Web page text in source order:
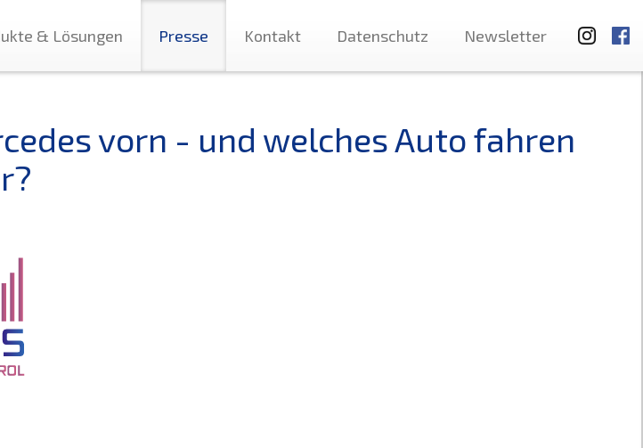
& Lösungen Presse Kontakt Datenschutz Newsletter
vorn - und welches Auto fahren